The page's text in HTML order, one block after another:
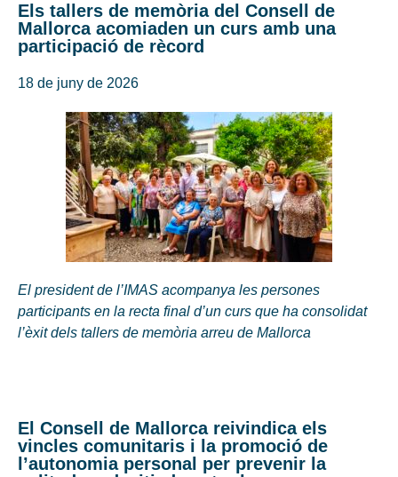
Els tallers de memòria del Consell de
Mallorca acomiaden un curs amb una
participació de rècord
18 de juny de 2026
El president de l’IMAS acompanya les persones
participants en la recta final d’un curs que ha consolidat
l’èxit dels tallers de memòria arreu de Mallorca
El Consell de Mallorca reivindica els
vincles comunitaris i la promoció de
l’autonomia personal per prevenir la